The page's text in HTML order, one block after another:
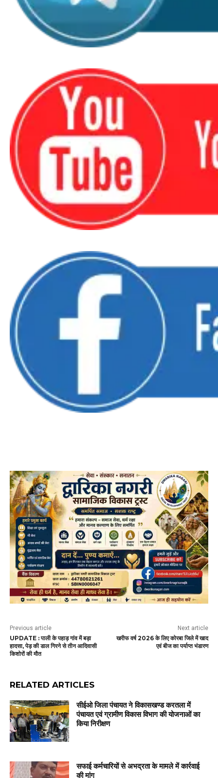
Previous article
UPDATE : पाली के पहाड़ गांव में बड़ा
हादसा, पेड़ की डाल गिरने से तीन आदिवासी
किशोरों की मौत
Next article
खरीफ वर्ष 2026 के लिए कोरबा जिले में खाद
एवं बीज का पर्याप्त भंडारण
RELATED ARTICLES
सीईओ जिला पंचायत ने विकासखण्ड करतला में
पंचायत एवं ग्रामीण विकास विभाग की योजनाओं का
किया निरीक्षण
सफाई कर्मचारियों से अभद्रता के मामले में कार्रवाई
की मांग